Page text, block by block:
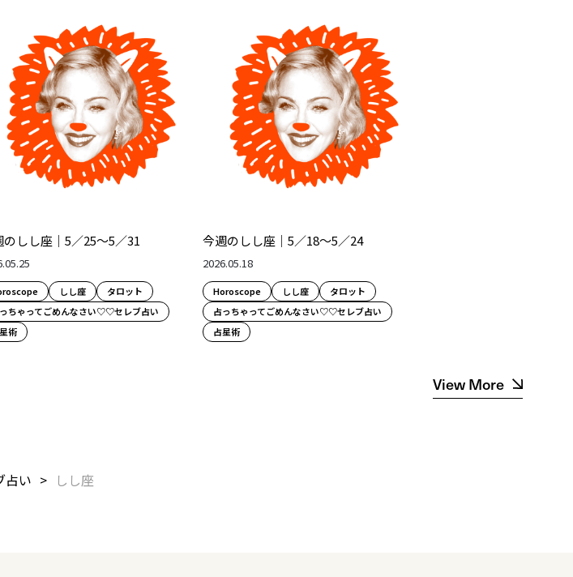
のしし座｜5／25～5／31
しし座
タロット
ちゃってごめんなさい♡♡セレブ占い
術
今週のしし座｜5／18～5／24
2026.05.18
Horoscope しし座
タロット
占っちゃってごめんなさい♡♡セレブ占い
占星術
View More
占い しし座